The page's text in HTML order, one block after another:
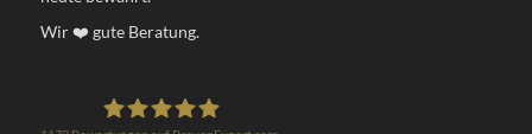
Wir❤️ gute Beratung.